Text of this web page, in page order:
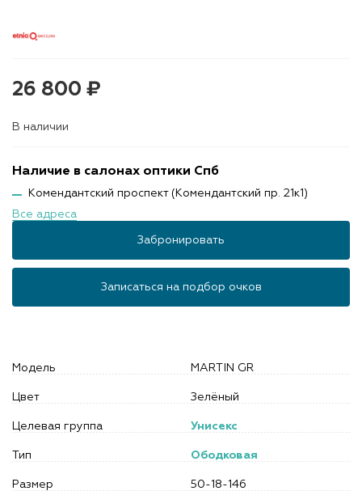
26 800 ₽
В наличии
Наличие в салонах оптики Спб
Комендантский проспект (Комендантский пр. 21к1)
Все адреса
Забронировать
Записаться на подбор очков
Модель MARTIN GR
Цвет Зелёный
Целевая группа Унисекс
Тип Ободковая
Размер 50-18-146